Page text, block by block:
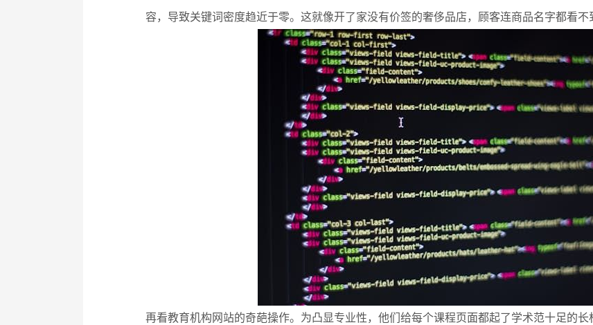
容，导致关键词密度趋近于零。这就像开了家没有价签的奢侈品店，顾客连商品名字都看不
再看教育机构网站的奇葩操作。为凸显专业性，他们给每个课程页面都起了学术范十足的